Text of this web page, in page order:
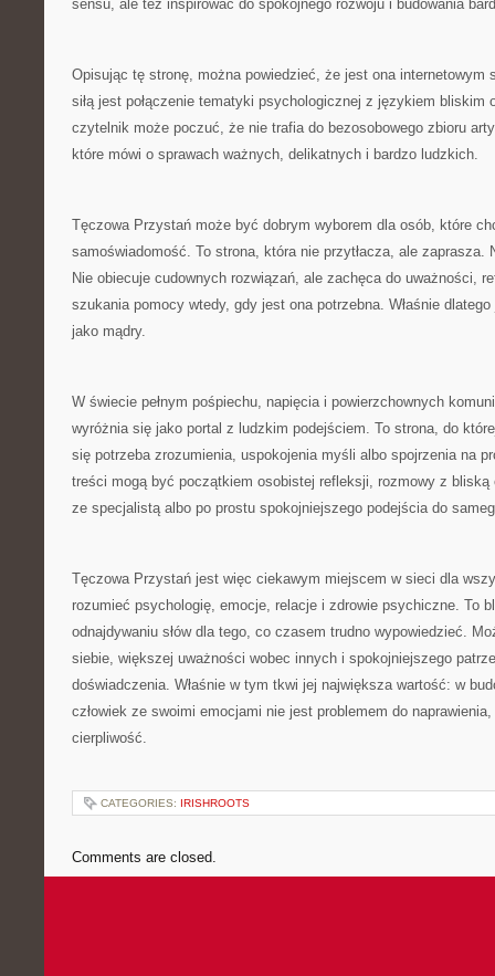
sensu, ale też inspirować do spokojnego rozwoju i budowania
Opisując tę stronę, można powiedzieć, że jest ona internetowym
siłą jest połączenie tematyki psychologicznej z językiem bliskim
czytelnik może poczuć, że nie trafia do bezosobowego zbioru
które mówi o sprawach ważnych, delikatnych i bardzo ludzkich.
Tęczowa Przystań może być dobrym wyborem dla osób, które
samoświadomość. To strona, która nie przytłacza, ale zaprasza.
Nie obiecuje cudownych rozwiązań, ale zachęca do uważności,
szukania pomocy wtedy, gdy jest ona potrzebna. Właśnie
jako mądry.
W świecie pełnym pośpiechu, napięcia i powierzchownych
wyróżnia się jako portal z ludzkim podejściem. To strona, do
się potrzeba zrozumienia, uspokojenia myśli albo spojrzenia na
treści mogą być początkiem osobistej refleksji, rozmowy z
ze specjalistą albo po prostu spokojniejszego podejścia do
Tęczowa Przystań jest więc ciekawym miejscem w sieci dla
rozumieć psychologię, emocje, relacje i zdrowie psychiczne. To
odnajdywaniu słów dla tego, co czasem trudno wypowiedzieć.
siebie, większej uważności wobec innych i spokojniejszego
doświadczenia. Właśnie w tym tkwi jej największa wartość: w
człowiek ze swoimi emocjami nie jest problemem do
cierpliwość.
CATEGORIES: IRISHROOTS
Comments are closed.